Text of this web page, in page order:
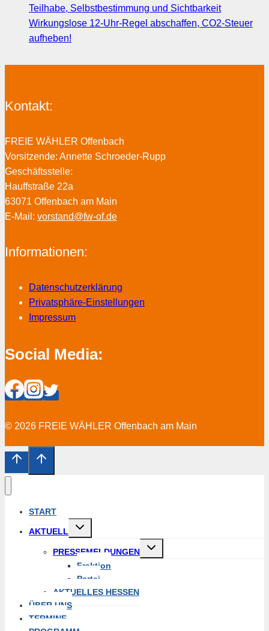
Teilhabe, Selbstbestimmung und Sichtbarkeit
Wirkungslose 12-Uhr-Regel abschaffen, CO2-Steuer
aufheben!
Kontakt:
FREIE WÄHLER Offenbach
Vorsitzende: Annette Schroeder-Rupp
Geschäftsstelle:
Hauffstraße 22a
63071 Offenbach am Main
E-Mail: vorstand@fw-of.de
Informationen:
Datenschutzerklärung
Privatsphäre-Einstellungen
Impressum
Social Media:
© 2026 FREIE WÄHLER Offenbach am Main
START
AKTUELL
Untermenü
PRESSEMELDUNGEN
Untermenü
Fraktion
Partei
AKTUELLES HESSEN
ÜBER UNS
TERMINE